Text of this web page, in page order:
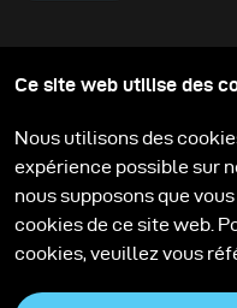
Contactez-nous
Support
Media Center
Ce site web utilise des
Nous utilisons des
expérience possible sur
nous supposons que
cookies de ce site web.
cookies, veuillez vous